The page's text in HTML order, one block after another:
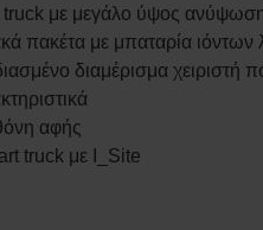
με μεγάλο ύψος
πακέτα με μπαταρία ιόντων
διαμέρισμα χειριστή
αφής
truck με I_Site